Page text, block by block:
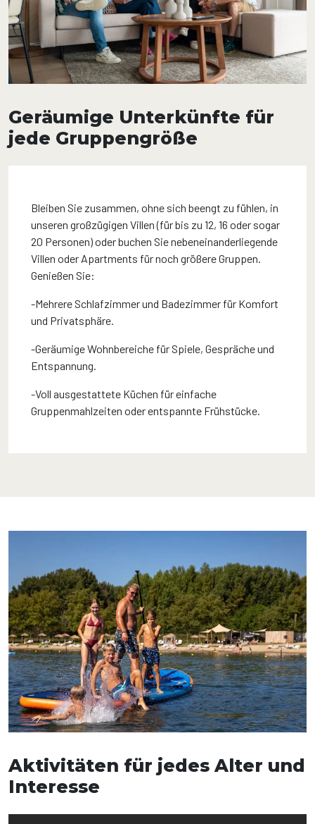
Geräumige Unterkünfte für
jede Gruppengröße
Bleiben Sie zusammen, ohne sich beengt zu fühlen, in
unseren großzügigen Villen (für bis zu 12, 16 oder sogar
20 Personen) oder buchen Sie nebeneinanderliegende
Villen oder Apartments für noch größere Gruppen.
Genießen Sie:
-Mehrere Schlafzimmer und Badezimmer für Komfort
und Privatsphäre.
-Geräumige Wohnbereiche für Spiele, Gespräche und
Entspannung.
-Voll ausgestattete Küchen für einfache
Gruppenmahlzeiten oder entspannte Frühstücke.
Aktivitäten für jedes Alter und
Interesse